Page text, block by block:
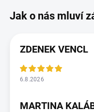
ZDENEK VENCL
6.8.2026
MARTINA